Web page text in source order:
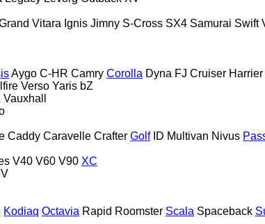
Vitara Ignis Jimny S-Cross SX4 Samurai Swift
Aygo C-HR Camry Corolla Dyna FJ Cruiser Harrier
Verso Yaris bZ
Vauxhall
Caddy Caravelle Crafter Golf ID Multivan Nivus
V40 V60 V90 XC
Kodiaq Octavia Rapid Roomster Scala Spaceback